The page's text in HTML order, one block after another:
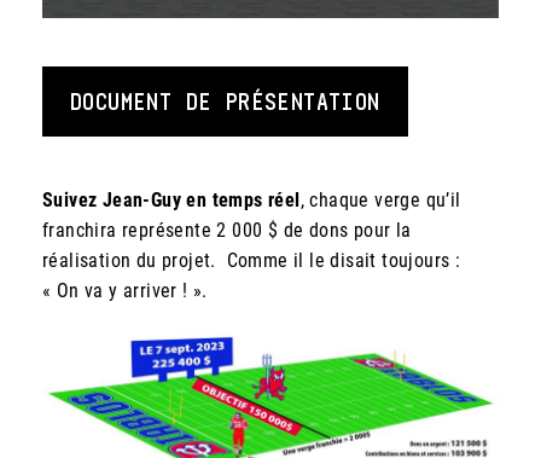
DOCUMENT DE PRÉSENTATION
Suivez Jean-Guy en temps réel, chaque verge qu’il
franchira représente 2 000 $ de dons pour la
réalisation du projet. Comme il le disait toujours :
« On va y arriver ! ».